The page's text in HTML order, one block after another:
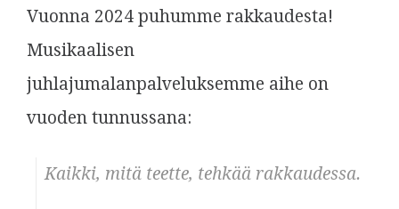
Vuonna 2024 puhumme rakkaudesta!
Musikaalisen
juhlajumalanpalveluksemme aihe on
vuoden tunnussana:
Kaikki, mitä teette, tehkää rakkaudessa.